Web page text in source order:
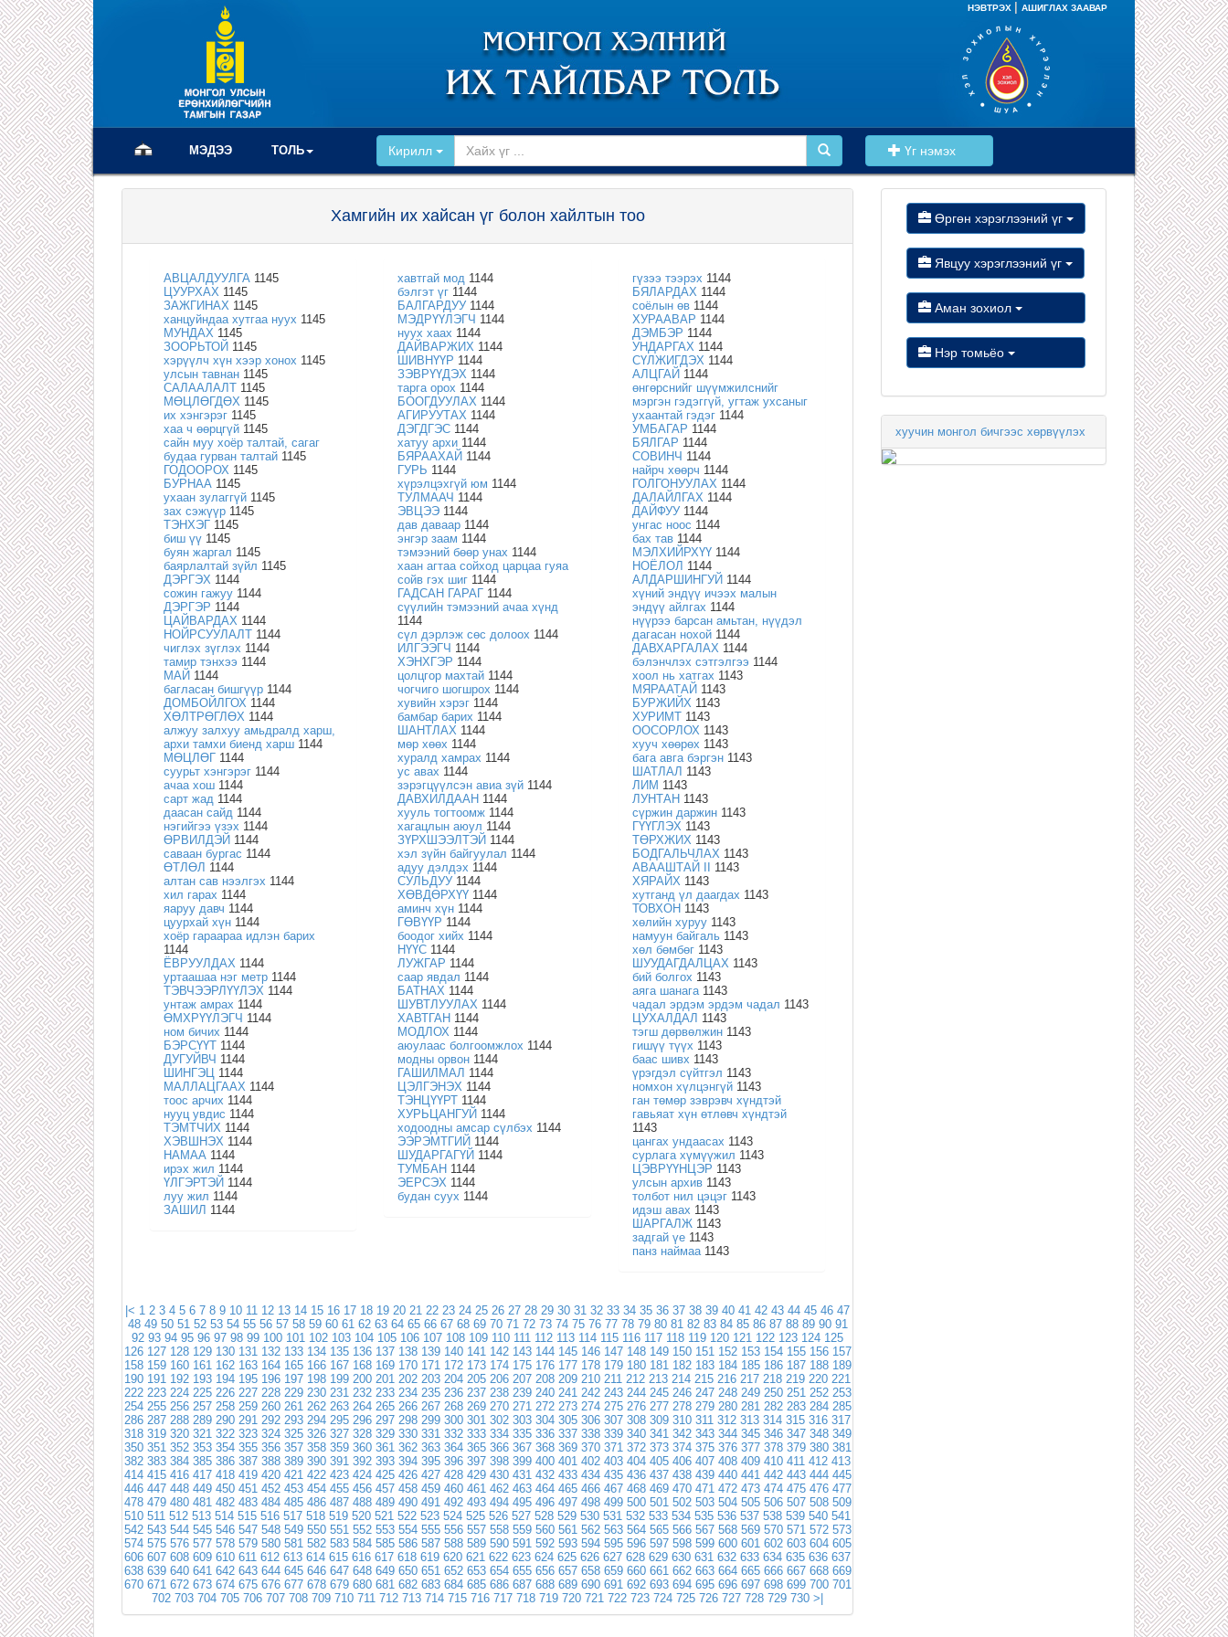
НЭВТРЭХ АШИГЛАХ ЗААВАР
(current)МЭДЭЭ ТОЛЬ Кирилл Үг нэмэх
Хамгийн их хайсан үг болон хайлтын тоо
АВЦАЛДУУЛГА 1145
ЦУУРХАХ 1145
ЗАЖГИНАХ 1145
ханцуйндаа хутгаа нуух 1145
МУНДАХ 1145
ЗООРЬТОЙ 1145
хэрүүлч хүн хээр хонох 1145
улсын тавнан 1145
САЛААЛАЛТ 1145
МӨЦЛӨГДӨХ 1145
их хэнгэрэг 1145
хаа ч өөрцгүй 1145
cайн муу хоёр талтай, сагаг
будаа гурван талтай 1145
ГОДООРОХ 1145
БУРНАА 1145
ухаан зулаггүй 1145
зах сэжүүр 1145
ТЭНХЭГ 1145
биш үү 1145
буян жаргал 1145
баярлалтай зүйл 1145
ДЭРГЭХ 1144
сожин гажуу 1144
ДЭРГЭР 1144
ЦАЙВАРДАХ 1144
НОЙРСУУЛАЛТ 1144
чиглэх зүглэх 1144
тамир тэнхээ 1144
МАЙ 1144
багласан бишгүүр 1144
ДОМБОЙЛГОХ 1144
ХӨЛТРӨГЛӨХ 1144
алжуу залхуу амьдралд харш,
архи тамхи биенд харш 1144
МӨЦЛӨГ 1144
суурьт хэнгэрэг 1144
ачаа хош 1144
сарт жад 1144
даасан сайд 1144
нэгийгээ үзэх 1144
ӨРВИЛДЭЙ 1144
саваан бургас 1144
ӨТЛӨЛ 1144
алтан сав нээлгэх 1144
хил гарах 1144
яаруу давч 1144
цуурхай хүн 1144
хоёр гараараа идлэн барих
1144
ЁВРУУЛДАХ 1144
уртаашаа нэг метр 1144
ТЭВЧЭЭРЛҮҮЛЭХ 1144
унтаж амрах 1144
ӨМХРҮҮЛЭГЧ 1144
ном бичих 1144
БЭРСҮҮТ 1144
ДУГУЙВЧ 1144
ШИНГЭЦ 1144
МАЛЛАЦГААХ 1144
тоос арчих 1144
нууц увдис 1144
ТЭМТЧИХ 1144
ХЭВШНЭХ 1144
НАМАА 1144
ирэх жил 1144
ҮЛГЭРТЭЙ 1144
луу жил 1144
ЗАШИЛ 1144
хавтгай мод 1144
бэлгэт үг 1144
БАЛГАРДУУ 1144
МЭДРҮҮЛЭГЧ 1144
нуух хаах 1144
ДАЙВАРЖИХ 1144
ШИВНҮҮР 1144
ЗЭВРҮҮДЭХ 1144
тарга орох 1144
БООГДУУЛАХ 1144
АГИРУУТАХ 1144
ДЭГДГЭС 1144
хатуу архи 1144
БЯРААХАЙ 1144
ГУРЬ 1144
хүрэлцэхгүй юм 1144
ТУЛМААЧ 1144
ЭВЦЭЭ 1144
дав даваар 1144
энгэр заам 1144
тэмээний бөөр унах 1144
хаан агтаа сойход царцаа гуяа
сойв гэх шиг 1144
ГАДСАН ГАРАГ 1144
сүүлийн тэмээний ачаа хүнд
1144
сүл дэрлэж сөс долоох 1144
ИЛГЭЭГЧ 1144
ХЭНХГЭР 1144
цолцгор махтай 1144
чогчиго шогшрох 1144
хувийн хэрэг 1144
бамбар барих 1144
ШАНТЛАХ 1144
мөр хөөх 1144
хуралд хамрах 1144
ус авах 1144
зэрэгцүүлсэн авиа зүй 1144
ДАВХИЛДААН 1144
хууль тогтоомж 1144
хагацлын аюул 1144
ЗҮРХШЭЭЛТЭЙ 1144
хэл зүйн байгуулал 1144
адуу дэлдэх 1144
СУЛЬДУУ 1144
ХӨВДӨРХҮҮ 1144
аминч хүн 1144
ГӨВҮҮР 1144
боодог хийх 1144
НҮҮС 1144
ЛУЖГАР 1144
саар явдал 1144
БАТНАХ 1144
ШУВТЛУУЛАХ 1144
ХАВТГАН 1144
МОДЛОХ 1144
аюулаас болгоомжлох 1144
модны орвон 1144
ГАШИЛМАЛ 1144
ЦЭЛГЭНЭХ 1144
ТЭНЦҮҮРТ 1144
ХУРЬЦАНГУЙ 1144
ходоодны амсар сүлбэх 1144
ЭЭРЭМТГИЙ 1144
ШУДАРГАГҮЙ 1144
ТУМБАН 1144
ЭЕРСЭХ 1144
будан суух 1144
гүзээ тээрэх 1144
БЯЛАРДАХ 1144
соёлын өв1144
ХУРААВАР 1144
ДЭМБЭР 1144
УНДАРГАХ 1144
СҮЛЖИГДЭХ 1144
АЛЦГАЙ 1144
өнгөрснийг шүүмжилснийг
мэргэн гэдэггүй, угтаж ухсаныг
ухаантай гэдэг1144
УМБАГАР 1144
БЯЛГАР 1144
СОВИНЧ 1144
найрч хөөрч 1144
ГОЛГОНУУЛАХ 1144
ДАЛАЙЛГАХ 1144
ДАЙФУУ1144
унгас ноос 1144
бах тав1144
МЭЛХИЙРХҮҮ1144
НОЁЛОЛ 1144
АЛДАРШИНГУЙ 1144
хүний эндүү ичээх малын
эндүү айлгах 1144
нүүрээ барсан амьтан, нүүдэл
дагасан нохой1144
ДАВХАРГАЛАХ 1144
бэлэнчлэх сэтгэлгээ 1144
хоол нь хатгах 1143
МЯРААТАЙ 1143
БУРЖИЙХ 1143
ХУРИМТ1143
ООСОРЛОХ 1143
хууч хөөрөх 1143
бага авга бэргэн1143
ШАТЛАЛ 1143
ЛИМ 1143
ЛУНТАН 1143
сүржин даржин1143
ГҮҮГЛЭХ 1143
ТӨРХЖИХ 1143
БОДГАЛЬЧЛАХ 1143
АВААШТАЙ II
1143
ХЯРАЙХ 1143
хутганд үл даагдах 1143
ТОВХОН 1143
хөлийн хуруу1143
намуун байгаль1143
хөл бөмбөг1143
ШУУДАГДАЛЦАХ 1143
бий болгох 1143
аяга шанага1143
чадал эрдэм эрдэм чадал 1143
ЦУХАЛДАЛ 1143
тэгш дөрвөлжин1143
гишүү түүх 1143
баас шивх 1143
үрэгдэл сүйтгэл 1143
номхон хүлцэнгүй1143
ган төмөр зэврэвч хүндтэй
гавьяат хүн өтлөвч хүндтэй
1143
цангах ундаасах 1143
сурлага хүмүүжил 1143
ЦЭВРҮҮНЦЭР 1143
улсын архив1143
толбот нил цэцэг1143
идэш авах 1143
ШАРГАЛЖ1143
задгай үе1143
панз наймаа1143
|< 1 2 3 4 5 6 7 8 9 10 11 12 13 14 15 16 17 18 19 20 21 22 23 24 25 26 27 28 29 30 31 32 33 34 35 36 37 38 39 40 41 42 43 44 45 46 47
48 49 50 51 52 53 54 55 56 57 58 59 60 61 62 63 64 65 66 67 68 69 70 71 72 73 74 75 76 77 78 79 80 81 82 83 84 85 86 87 88 89 90 91
92 93 94 95 96 97 98 99 100 101 102 103 104 105 106 107 108 109 110 111 112 113 114 115 116 117 118 119 120 121 122 123 124 125
126 127 128 129 130 131 132 133 134 135 136 137 138 139 140 141 142 143 144 145 146 147 148 149 150 151 152 153 154 155 156 157
158 159 160 161 162 163 164 165 166 167 168 169 170 171 172 173 174 175 176 177 178 179 180 181 182 183 184 185 186 187 188 189
190 191 192 193 194 195 196 197 198 199 200 201 202 203 204 205 206 207 208 209 210 211 212 213 214 215 216 217 218 219 220 221
222 223 224 225 226 227 228 229 230 231 232 233 234 235 236 237 238 239 240 241 242 243 244 245 246 247 248 249 250 251 252 253
254 255 256 257 258 259 260 261 262 263 264 265 266 267 268 269 270 271 272 273 274 275 276 277 278 279 280 281 282 283 284 285
286 287 288 289 290 291 292 293 294 295 296 297 298 299 300 301 302 303 304 305 306 307 308 309 310 311 312 313 314 315 316 317
318 319 320 321 322 323 324 325 326 327 328 329 330 331 332 333 334 335 336 337 338 339 340 341 342 343 344 345 346 347 348 349
350 351 352 353 354 355 356 357 358 359 360 361 362 363 364 365 366 367 368 369 370 371 372 373 374 375 376 377 378 379 380 381
382 383 384 385 386 387 388 389 390 391 392 393 394 395 396 397 398 399 400 401 402 403 404 405 406 407 408 409 410 411 412 413
414 415 416 417 418 419 420 421 422 423 424 425 426 427 428 429 430 431 432 433 434 435 436 437 438 439 440 441 442 443 444 445
446 447 448 449 450 451 452 453 454 455 456 457 458 459 460 461 462 463 464 465 466 467 468 469 470 471 472 473 474 475 476 477
478 479 480 481 482 483 484 485 486 487 488 489 490 491 492 493 494 495 496 497 498 499 500 501 502 503 504 505 506 507 508 509
510 511 512 513 514 515 516 517 518 519 520 521 522 523 524 525 526 527 528 529 530 531 532 533 534 535 536 537 538 539 540 541
542 543 544 545 546 547 548 549 550 551 552 553 554 555 556 557 558 559 560 561 562 563 564 565 566 567 568 569 570 571 572 573
574 575 576 577 578 579 580 581 582 583 584 585 586 587 588 589 590 591 592 593 594 595 596 597 598 599 600 601 602 603 604 605
606 607 608 609 610 611 612 613 614 615 616 617 618 619 620 621 622 623 624 625 626 627 628 629 630 631 632 633 634 635 636 637
638 639 640 641 642 643 644 645 646 647 648 649 650 651 652 653 654 655 656 657 658 659 660 661 662 663 664 665 666 667 668 669
670 671 672 673 674 675 676 677 678 679 680 681 682 683 684 685 686 687 688 689 690 691 692 693 694 695 696 697 698 699 700 701
702 703 704 705 706 707 708 709 710 711 712 713 714 715 716 717 718 719 720 721 722 723 724 725 726 727 728 729 730 >|
Өргөн хэрэглээний үг
Явцуу хэрэглээний үг
Аман зохиол
Нэр томьёо
хуучин монгол бичгээс хөрвүүлэх